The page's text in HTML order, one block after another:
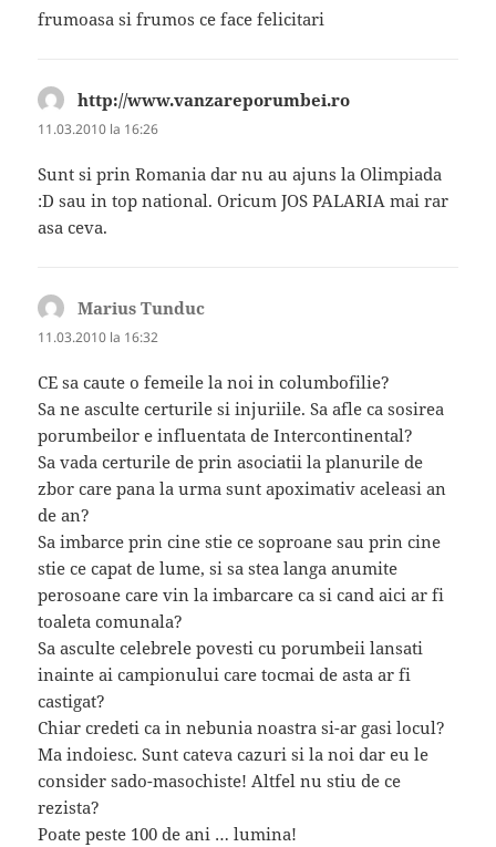
frumoasa si frumos ce face felicitari
http://www.vanzareporumbei.ro
11.03.2010 la 16:26
Sunt si prin Romania dar nu au ajuns la Olimpiada
:D sau in top national. Oricum JOS PALARIA mai rar
asa ceva.
Marius Tunduc
11.03.2010 la 16:32
CE sa caute o femeile la noi in columbofilie?
Sa ne asculte certurile si injuriile. Sa afle ca sosirea
porumbeilor e influentata de Intercontinental?
Sa vada certurile de prin asociatii la planurile de
zbor care pana la urma sunt apoximativ aceleasi an
de an?
Sa imbarce prin cine stie ce soproane sau prin cine
stie ce capat de lume, si sa stea langa anumite
perosoane care vin la imbarcare ca si cand aici ar fi
toaleta comunala?
Sa asculte celebrele povesti cu porumbeii lansati
inainte ai campionului care tocmai de asta ar fi
castigat?
Chiar credeti ca in nebunia noastra si-ar gasi locul?
Ma indoiesc. Sunt cateva cazuri si la noi dar eu le
consider sado-masochiste! Altfel nu stiu de ce
rezista?
Poate peste 100 de ani … lumina!